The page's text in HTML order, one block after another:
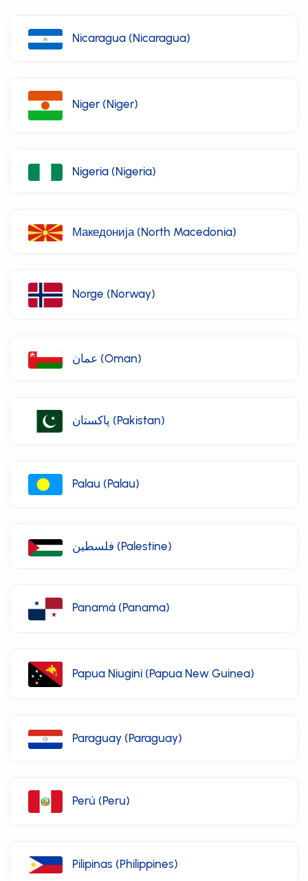
Nicaragua (Nicaragua)
Niger (Niger)
Nigeria (Nigeria)
Македонија (North Macedonia)
Norge (Norway)
عمان (Oman)
پاکستان (Pakistan)
Palau (Palau)
فلسطين (Palestine)
Panamá (Panama)
Papua Niugini (Papua New Guinea)
Paraguay (Paraguay)
Perú (Peru)
Pilipinas (Philippines)